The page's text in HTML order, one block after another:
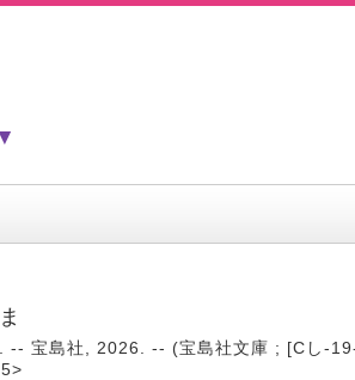
-- 宝島社, 2026. -- (宝島社文庫 ; [Cし-